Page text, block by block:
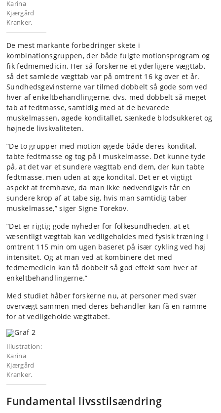
Karina
Kjærgård
Kranker.
De mest markante forbedringer skete i
kombinationsgruppen, der både fulgte motionsprogram og
fik fedmemedicin. Her så forskerne et yderligere vægttab,
så det samlede vægttab var på omtrent 16 kg over et år.
Sundhedsgevinsterne var tilmed dobbelt så gode som ved
hver af enkeltbehandlingerne, dvs. med dobbelt så meget
tab af fedtmasse, samtidig med at de bevarede
muskelmassen, øgede konditallet, sænkede blodsukkeret og
højnede livskvaliteten.
”De to grupper med motion øgede både deres kondital,
tabte fedtmasse og tog på i muskelmasse. Det kunne tyde
på, at det var et sundere vægttab end dem, der kun tabte
fedtmasse, men uden at øge kondital. Det er et vigtigt
aspekt at fremhæve, da man ikke nødvendigvis får en
sundere krop af at tabe sig, hvis man samtidig taber
muskelmasse,” siger Signe Torekov.
”Det er rigtig gode nyheder for folkesundheden, at et
væsentligt vægttab kan vedligeholdes med fysisk træning i
omtrent 115 min om ugen baseret på især cykling ved høj
intensitet. Og at man ved at kombinere det med
fedmemedicin kan få dobbelt så god effekt som hver af
enkeltbehandlingerne.”
Med studiet håber forskerne nu, at personer med svær
overvægt sammen med deres behandler kan få en ramme
for at vedligeholde vægttabet.
Illustration:
Karina
Kjærgård
Kranker.
Fundamental livsstilsændring